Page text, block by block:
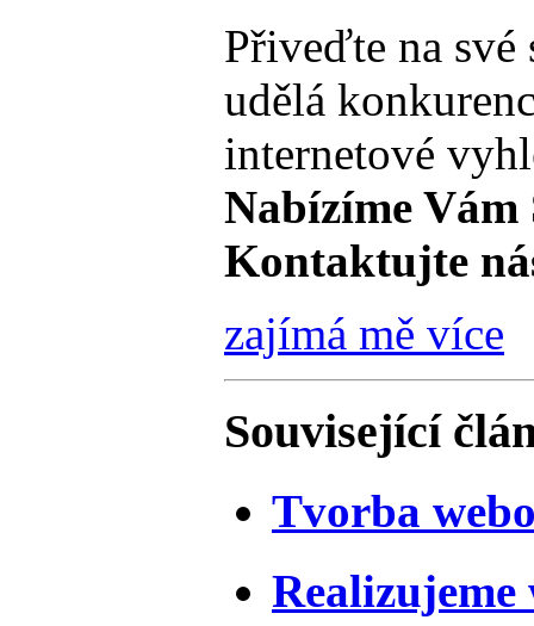
Přiveďte na
udělá
internetové
Nabízíme
Kontaktujte
zajímá mě více
Související
Tvorba
Realizujeme